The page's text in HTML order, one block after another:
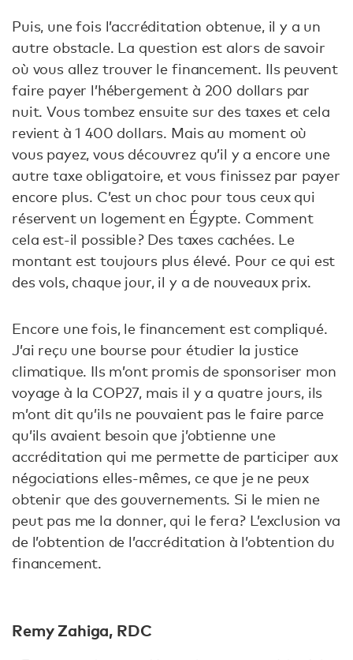
Puis, une fois l’accréditation obtenue, il y a un
autre obstacle. La question est alors de savoir
où vous allez trouver le financement. Ils peuvent
faire payer l’hébergement à 200 dollars par
nuit. Vous tombez ensuite sur des taxes et cela
revient à 1 400 dollars. Mais au moment où
vous payez, vous découvrez qu’il y a encore une
autre taxe obligatoire, et vous finissez par payer
encore plus. C’est un choc pour tous ceux qui
réservent un logement en Égypte. Comment
cela est-il possible ? Des taxes cachées. Le
montant est toujours plus élevé. Pour ce qui est
des vols, chaque jour, il y a de nouveaux prix.
Encore une fois, le financement est compliqué.
J’ai reçu une bourse pour étudier la justice
climatique. Ils m’ont promis de sponsoriser mon
voyage à la COP27, mais il y a quatre jours, ils
m’ont dit qu’ils ne pouvaient pas le faire parce
qu’ils avaient besoin que j’obtienne une
accréditation qui me permette de participer aux
négociations elles-mêmes, ce que je ne peux
obtenir que des gouvernements. Si le mien ne
peut pas me la donner, qui le fera ? L’exclusion va
de l’obtention de l’accréditation à l’obtention du
financement.
Remy Zahiga, RDC